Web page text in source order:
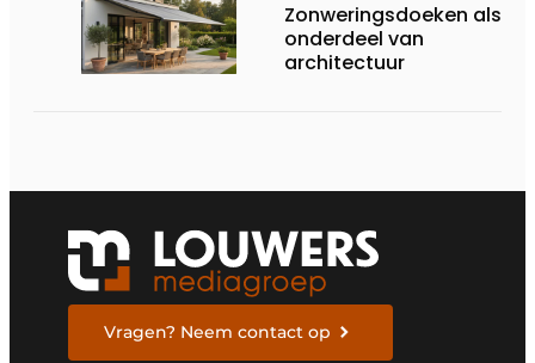
Zonweringsdoeken als
onderdeel van
architectuur
Vragen? Neem contact op